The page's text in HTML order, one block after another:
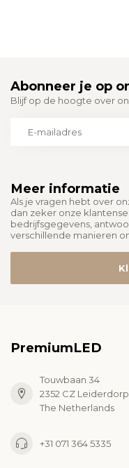
Meer informatie
Als je vragen hebt over
dan zeker onze
bedrijfsgegevens,
verschillende manieren
Abonneer je op
Blijf op de hoogte over
PremiumLED
Touwbaan 34
2352 CZ Leiderdorp
The Netherlands
+31 071 364 5335